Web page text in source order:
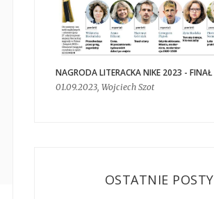
NAGRODA LITERACKA NIKE 2023 - FINAŁ
01.09.2023, Wojciech Szot
OSTATNIE POSTY